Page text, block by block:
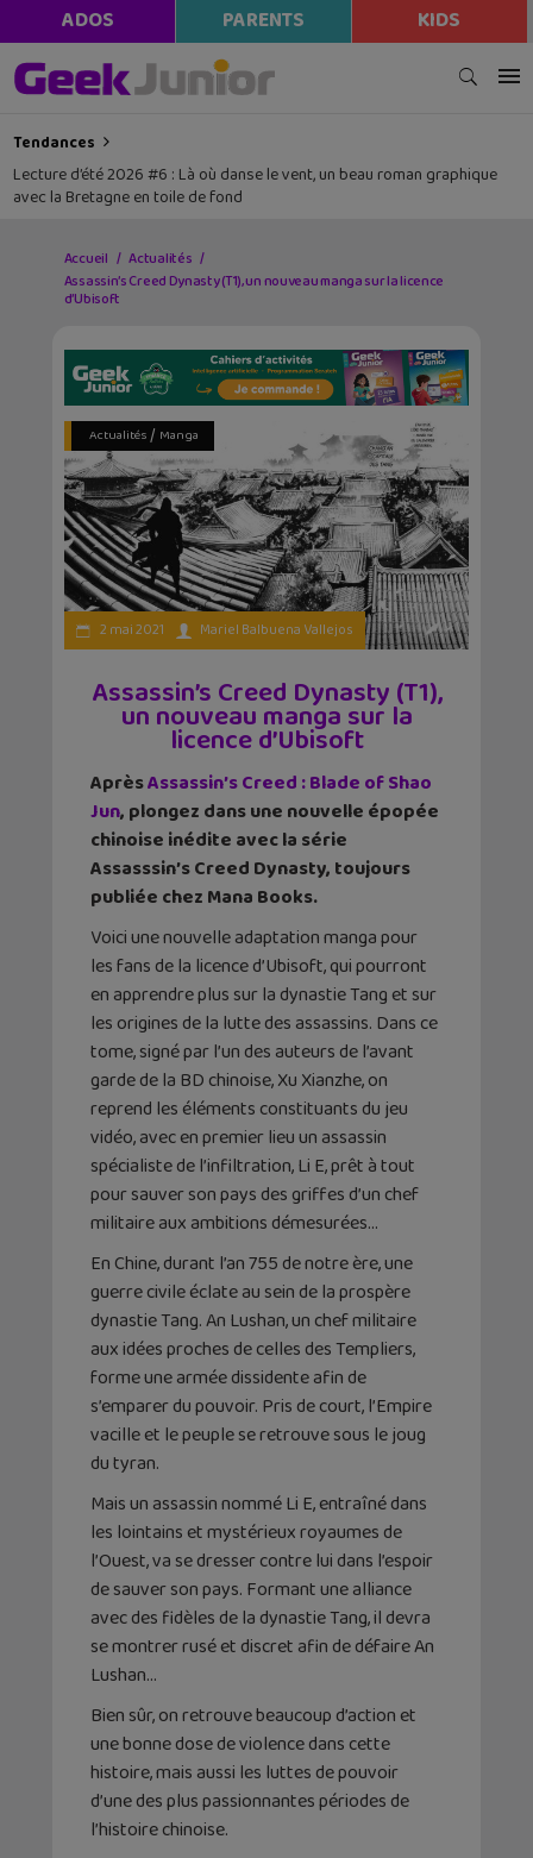
ADOS PARENTS KIDS
Tendances
Lecture d’été 2026 #6 : Là où danse le vent, un beau roman graphique
avec la Bretagne en toile de fond
Accueil
Actualités
Assassin’s Creed Dynasty (T1), un nouveau manga sur la licence
d’Ubisoft
Actualités/ Manga
2 mai 2021 Mariel Balbuena Vallejos
Assassin’s Creed Dynasty (T1),
un nouveau manga sur la
licence d’Ubisoft
AprèsAssassin’s Creed : Blade of Shao
Jun, plongez dans une nouvelle épopée
chinoise inédite avec la série
Assasssin’s Creed Dynasty, toujours
publiée chez Mana Books.
Voici une nouvelle adaptation manga pour
les fans de la licence d’Ubisoft, qui pourront
en apprendre plus sur la dynastie Tang et sur
les origines de la lutte des assassins. Dans ce
tome, signé par l’un des auteurs de l’avant
garde de la BD chinoise, Xu Xianzhe, on
reprend les éléments constituants du jeu
vidéo, avec en premier lieu un assassin
spécialiste de l’infiltration, Li E, prêt à tout
pour sauver son pays des griffes d’un chef
militaire aux ambitions démesurées…
En Chine, durant l’an 755 de notre ère, une
guerre civile éclate au sein de la prospère
dynastie Tang. An Lushan, un chef militaire
aux idées proches de celles des Templiers,
forme une armée dissidente afin de
s’emparer du pouvoir. Pris de court, l’Empire
vacille et le peuple se retrouve sous le joug
du tyran.
Mais un assassin nommé Li E, entraîné dans
les lointains et mystérieux royaumes de
l’Ouest, va se dresser contre lui dans l’espoir
de sauver son pays. Formant une alliance
avec des fidèles de la dynastie Tang, il devra
se montrer rusé et discret afin de défaire An
Lushan…
Bien sûr, on retrouve beaucoup d’action et
une bonne dose de violence dans cette
histoire, mais aussi les luttes de pouvoir
d’une des plus passionnantes périodes de
l’histoire chinoise.
modal-check